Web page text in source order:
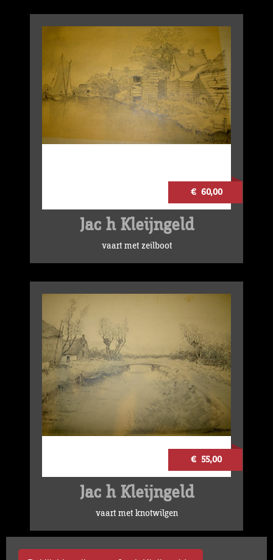
€ 60,00
Jac h Kleijngeld
vaart met zeilboot
€ 55,00
Jac h Kleijngeld
vaart met knotwilgen